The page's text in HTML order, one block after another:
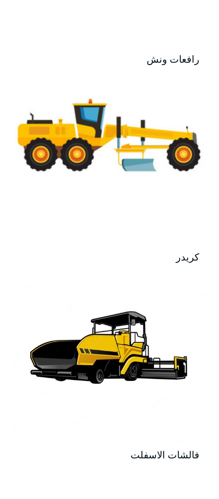
رافعات ونش
كريدر
فالشات الاسفلت